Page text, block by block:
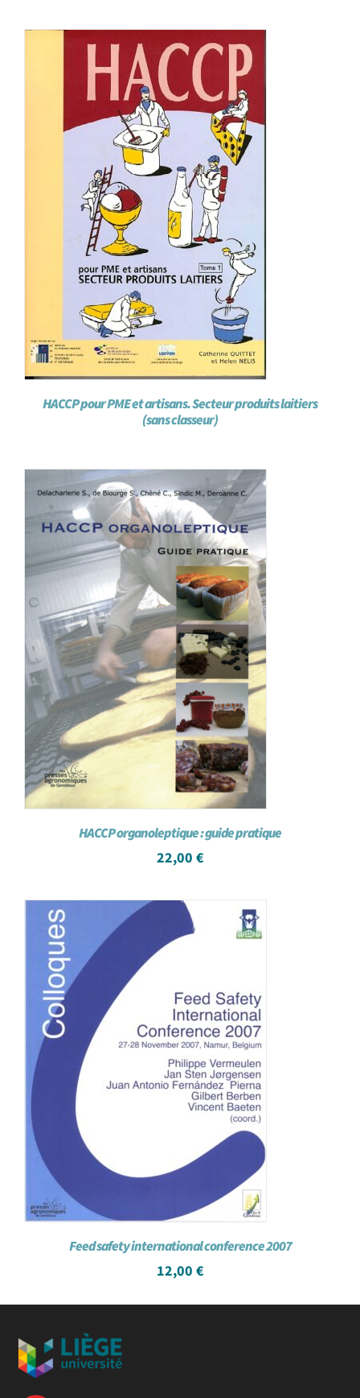
HACCP pour PME et artisans. Secteur produits laitiers
(sans classeur)
HACCP organoleptique : guide pratique
22,00 €
Feed safety international conference 2007
12,00 €